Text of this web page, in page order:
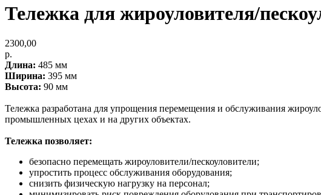
Тележка для жироуловителя/
2300,00
р.
Длина: 485 мм
Ширина: 395 мм
Высота: 90 мм
Тележка разработана для упрощения перемещения и обслуживания
промышленных цехах и на других объектах.
Тележка позволяет:
безопасно перемещать жироуловители/пескоуловители;
упростить процесс обслуживания оборудования;
снизить физическую нагрузку на персонал;